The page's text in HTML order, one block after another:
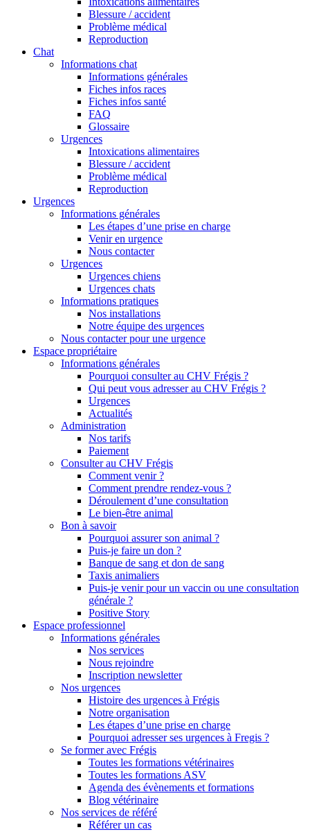
Blessure / accident
Problème médical
Reproduction
Chat
Informations chat
Informations générales
Fiches infos races
Fiches infos santé
FAQ
Glossaire
Urgences
Intoxications alimentaires
Blessure / accident
Problème médical
Reproduction
Urgences
Informations générales
Les étapes d’une prise en charge
Venir en urgence
Nous contacter
Urgences
Urgences chiens
Urgences chats
Informations pratiques
Nos installations
Notre équipe des urgences
Nous contacter pour une urgence
Espace propriétaire
Informations générales
Pourquoi consulter au CHV Frégis ?
Qui peut vous adresser au CHV Frégis ?
Urgences
Actualités
Administration
Nos tarifs
Paiement
Consulter au CHV Frégis
Comment venir ?
Comment prendre rendez-vous ?
Déroulement d’une consultation
Le bien-être animal
Bon à savoir
Pourquoi assurer son animal ?
Puis-je faire un don ?
Banque de sang et don de sang
Taxis animaliers
Puis-je venir pour un vaccin ou une consultation
générale ?
Positive Story
Espace professionnel
Informations générales
Nos services
Nous rejoindre
Inscription newsletter
Nos urgences
Histoire des urgences à Frégis
Notre organisation
Les étapes d’une prise en charge
Pourquoi adresser ses urgences à Fregis ?
Se former avec Frégis
Toutes les formations vétérinaires
Toutes les formations ASV
Agenda des évènements et formations
Blog vétérinaire
Nos services de référé
Référer un cas